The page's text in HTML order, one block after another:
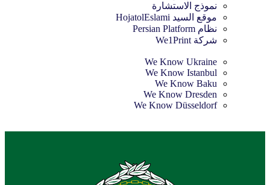
نموذج الاستشارة
موقع السيد HojatolEslami
نظام Persian Platform
شركة We1Print
We Know Ukraine
We Know Istanbul
We Know Baku
We Know Dresden
We Know Düsseldorf